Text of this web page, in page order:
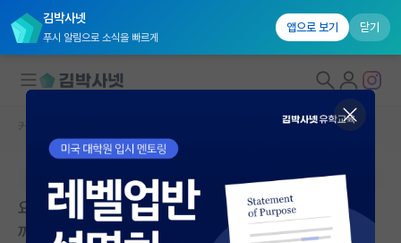
김박사넷
푸시 알림으로 소식을 빠르게
앱으로 보기 닫기
대학원생 모집
국내대학원 정보
연구실&오픈랩
커뮤니티 홈
본문이 수정되지 않는 박제글입니다.
요새 미국 포닥 모두 힘든건가요 아님 제 능력이 부족한걸
까요?